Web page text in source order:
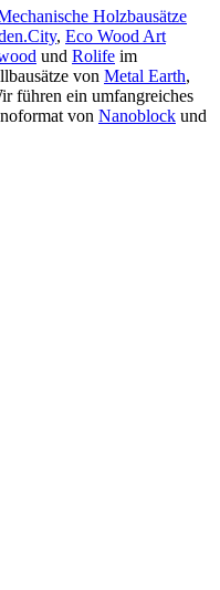
Holzbausätze
, Eco Wood Art
und Rolife im
von Metal Earth,
führen ein umfangreiches
von Nanoblock und